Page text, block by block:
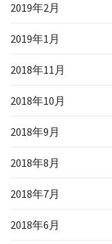
2019年2月
2019年1月
2018年11月
2018年10月
2018年9月
2018年8月
2018年7月
2018年6月